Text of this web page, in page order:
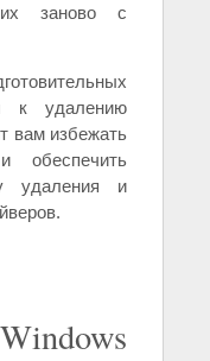
их заново с
к удалению
вам избежать
обеспечить
удаления и